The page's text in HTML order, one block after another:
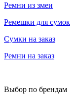
Ремни из змеи
Ремешки для сумок
Сумки на заказ
Ремни на заказ
Выбор по брендам